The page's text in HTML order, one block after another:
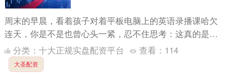
周末的早晨，看着孩子对着平板电脑上的英语录播课哈欠
连天，你是不是也曾心头一紧，忍不住思考：这真的是学
英语的最佳路径吗？与此同时，朋友圈里“VIPKID外教一
对一....
分类： 十大正规实盘配资平台 查看： 114
大圣配资